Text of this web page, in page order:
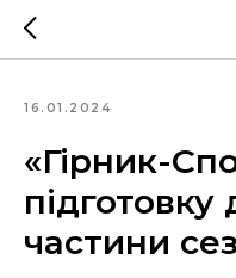
16.01.2024
«Гірник-
підготовку
частини